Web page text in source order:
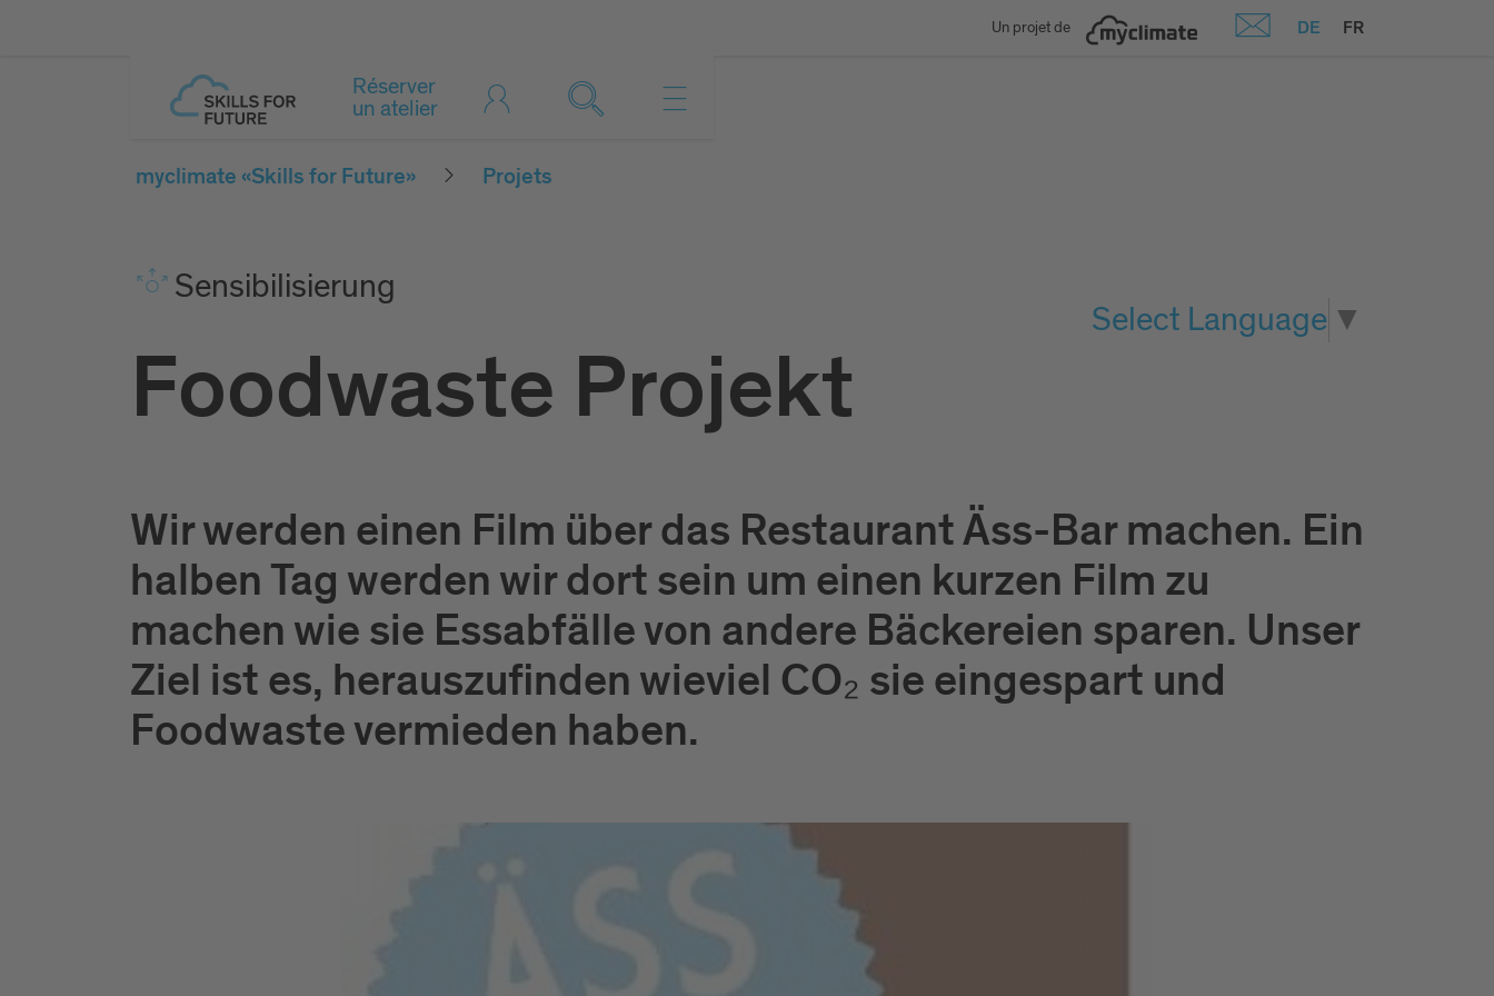
Un projet de DE FR
Réserver
un atelier
myclimate «Skills for Future» Projets
Sen­si­bi­li­sie­rung
Select Language ▼
Foodwaste Projekt
Wir werden einen Film über das Restaurant Äss-Bar machen. Ein
halben Tag werden wir dort sein um einen kurzen Film zu
machen wie sie Essabfälle von andere Bäckereien sparen. Unser
Ziel ist es, herauszufinden wieviel CO₂ sie eingespart und
Foodwaste vermieden haben.